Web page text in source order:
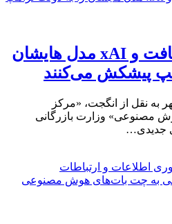
گوگل، مایکروسافت و xAI مدل هایشان
پیشکش می‌کنند
به نقل از انگجت، «مرکز
مصنوعی» وزارت بازرگانی
اطلاعات و ارتباطات